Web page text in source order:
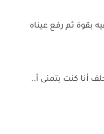
بقوة ثم رفع عيناه
أنا كنت بتمنى أ..